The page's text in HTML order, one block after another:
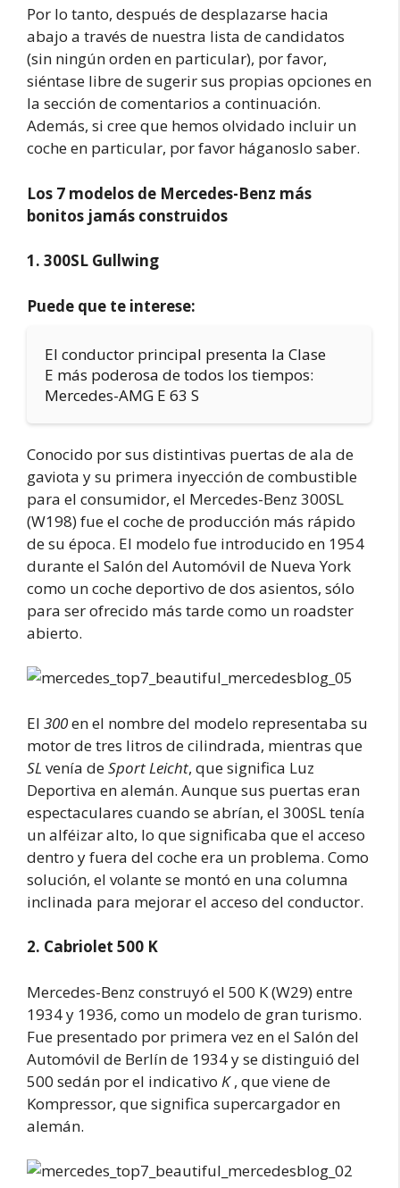
Por lo tanto, después de desplazarse hacia
abajo a través de nuestra lista de candidatos
(sin ningún orden en particular), por favor,
siéntase libre de sugerir sus propias opciones en
la sección de comentarios a continuación.
Además, si cree que hemos olvidado incluir un
coche en particular, por favor háganoslo saber.
Los 7 modelos de Mercedes-Benz más
bonitos jamás construidos
1. 300SL Gullwing
Puede que te interese:
El conductor principal presenta la Clase
E más poderosa de todos los tiempos:
Mercedes-AMG E 63 S
Conocido por sus distintivas puertas de ala de
gaviota y su primera inyección de combustible
para el consumidor, el Mercedes-Benz 300SL
(W198) fue el coche de producción más rápido
de su época. El modelo fue introducido en 1954
durante el Salón del Automóvil de Nueva York
como un coche deportivo de dos asientos, sólo
para ser ofrecido más tarde como un roadster
abierto.
El 300en el nombre del modelo representaba su
motor de tres litros de cilindrada, mientras que
SL venía deSport Leicht, que significa Luz
Deportiva en alemán. Aunque sus puertas eran
espectaculares cuando se abrían, el 300SL tenía
un alféizar alto, lo que significaba que el acceso
dentro y fuera del coche era un problema. Como
solución, el volante se montó en una columna
inclinada para mejorar el acceso del conductor.
2. Cabriolet 500 K
Mercedes-Benz construyó el 500 K (W29) entre
1934 y 1936, como un modelo de gran turismo.
Fue presentado por primera vez en el Salón del
Automóvil de Berlín de 1934 y se distinguió del
500 sedán por el indicativo K, que viene de
Kompressor, que significa supercargador en
alemán.